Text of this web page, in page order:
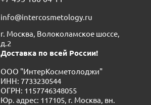
info@intercosmetology.ru
г. Москва, Волоколамское шоссе,
д.2
Доставка по всей России!
ООО "ИнтерКосметолоджи"
ИНН: 7733230544
ОГРН: 1157746348055
Юр. адрес: 117105, г. Москва, вн.